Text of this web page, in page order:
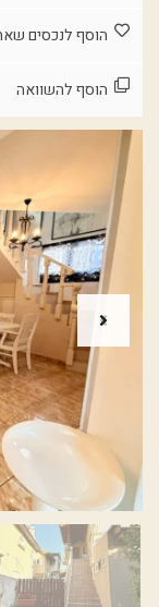
הוסף לנכסים
הוסף להשוואה